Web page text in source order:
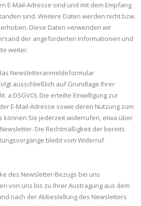
E-Mail-Adresse sind und mit dem Empfang
sind. Weitere Daten werden nicht bzw.
Diese Daten verwenden wir
der angeforderten Informationen und
weiter.
Newsletteranmeldeformular
ausschließlich auf Grundlage Ihrer
a DSGVO). Die erteilte Einwilligung zur
E-Mail-Adresse sowie deren Nutzung zum
können Sie jederzeit widerrufen, etwa über
Die Rechtmäßigkeit der bereits
bleibt vom Widerruf
des Newsletter-Bezugs bei uns
von uns bis zu Ihrer Austragung aus dem
nach der Abbestellung des Newsletters